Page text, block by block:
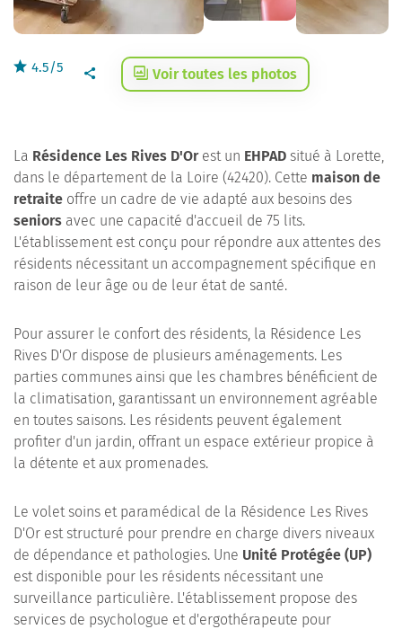
4.5/5 Voir toutes les photos
La Résidence Les Rives D'Orest un EHPAD situé à Lorette,
dans le département de la Loire (42420). Cette maison de
retraite offre un cadre de vie adapté aux besoins des
seniors avec une capacité d'accueil de 75 lits.
L'établissement est conçu pour répondre aux attentes des
résidents nécessitant un accompagnement spécifique en
raison de leur âge ou de leur état de santé.
Pour assurer le confort des résidents, la Résidence Les
Rives D'Or dispose de plusieurs aménagements. Les
parties communes ainsi que les chambres bénéficient de
la climatisation, garantissant un environnement agréable
en toutes saisons. Les résidents peuvent également
profiter d'un jardin, offrant un espace extérieur propice à
la détente et aux promenades.
Le volet soins et paramédical de la Résidence Les Rives
D'Or est structuré pour prendre en charge divers niveaux
de dépendance et pathologies. Une Unité Protégée (UP)
est disponible pour les résidents nécessitant une
surveillance particulière. L'établissement propose des
services de psychologue et d'ergothérapeute pour